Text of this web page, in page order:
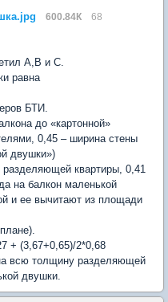
600.84К
68
А,В и С.
равна
БТИ.
до «картонной»
0,45 – ширина стены
двушки»)
квартиры, 0,41
на балкон маленькой
и ее вычитают из площади
+ (3,67+0,65)/2*0,68
всю толщину разделяющей
двушки.